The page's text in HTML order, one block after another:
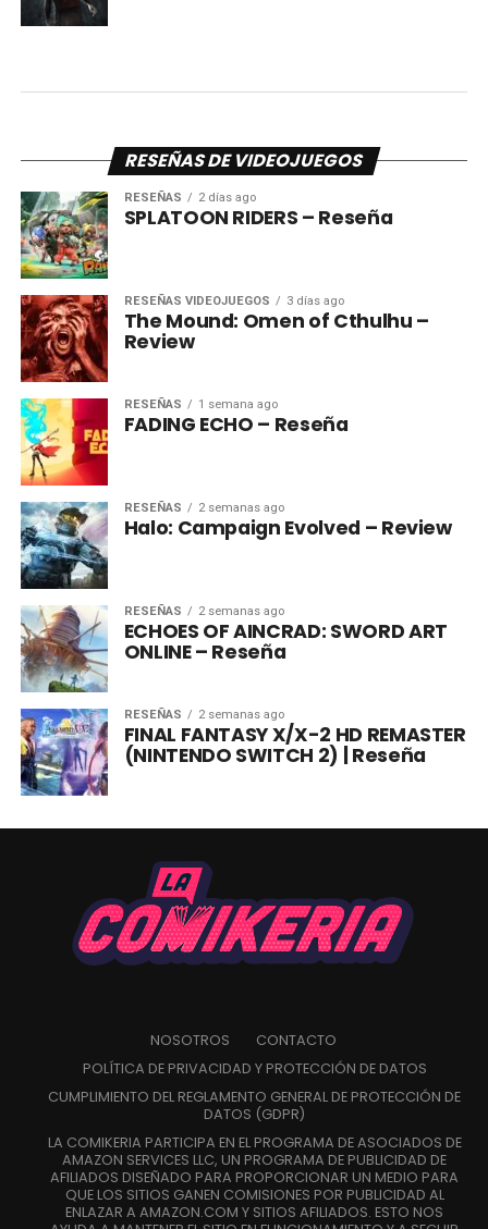
RESEÑAS DE VIDEOJUEGOS
RESEÑAS 2 días ago
SPLATOON RIDERS – Reseña
RESEÑAS VIDEOJUEGOS 3 días ago
The Mound: Omen of Cthulhu –
Review
RESEÑAS 1 semana ago
FADING ECHO – Reseña
RESEÑAS 2 semanas ago
Halo: Campaign Evolved – Review
RESEÑAS 2 semanas ago
ECHOES OF AINCRAD: SWORD ART
ONLINE – Reseña
RESEÑAS 2 semanas ago
FINAL FANTASY X/X-2 HD REMASTER
(NINTENDO SWITCH 2) | Reseña
NOSOTROS
CONTACTO
POLÍTICA DE PRIVACIDAD Y PROTECCIÓN DE DATOS
CUMPLIMIENTO DEL REGLAMENTO GENERAL DE PROTECCIÓN DE
DATOS (GDPR)
LA COMIKERIA PARTICIPA EN EL PROGRAMA DE ASOCIADOS DE
AMAZON SERVICES LLC, UN PROGRAMA DE PUBLICIDAD DE
AFILIADOS DISEÑADO PARA PROPORCIONAR UN MEDIO PARA
QUE LOS SITIOS GANEN COMISIONES POR PUBLICIDAD AL
ENLAZAR A AMAZON.COM Y SITIOS AFILIADOS. ESTO NOS